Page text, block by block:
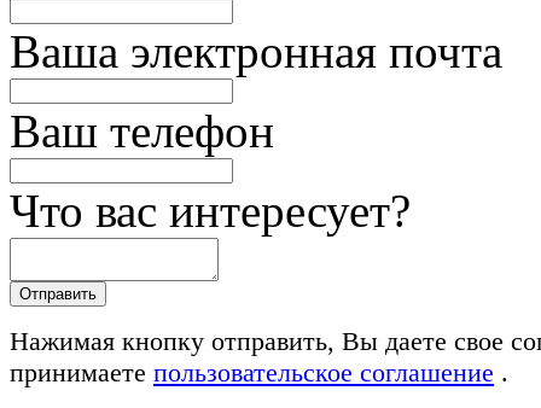
Ваша электронная почта
Ваш телефон
Что вас интересует?
Нажимая кнопку отправить, Вы даете свое
принимаете пользовательское соглашение .